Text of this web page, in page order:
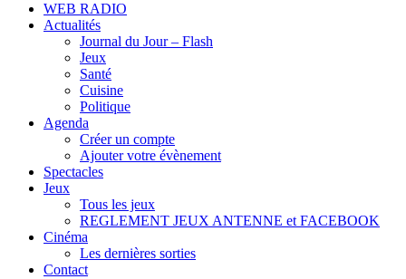
WEB RADIO
Actualités
Journal du Jour – Flash
Jeux
Santé
Cuisine
Politique
Agenda
Créer un compte
Ajouter votre évènement
Spectacles
Jeux
Tous les jeux
REGLEMENT JEUX ANTENNE et FACEBOOK
Cinéma
Les dernières sorties
Contact